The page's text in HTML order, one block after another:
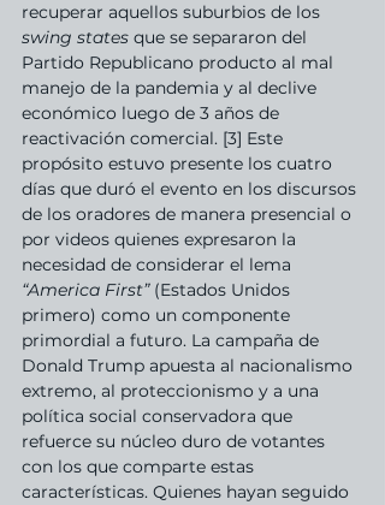
recuperar aquellos suburbios de los
swing states que se separaron del
Partido Republicano producto al mal
manejo de la pandemia y al declive
económico luego de 3 años de
reactivación comercial. [3] Este
propósito estuvo presente los cuatro
días que duró el evento en los discursos
de los oradores de manera presencial o
por videos quienes expresaron la
necesidad de considerar el lema
“America First” (Estados Unidos
primero) como un componente
primordial a futuro. La campaña de
Donald Trump apuesta al nacionalismo
extremo, al proteccionismo y a una
política social conservadora que
refuerce su núcleo duro de votantes
con los que comparte estas
características. Quienes hayan seguido